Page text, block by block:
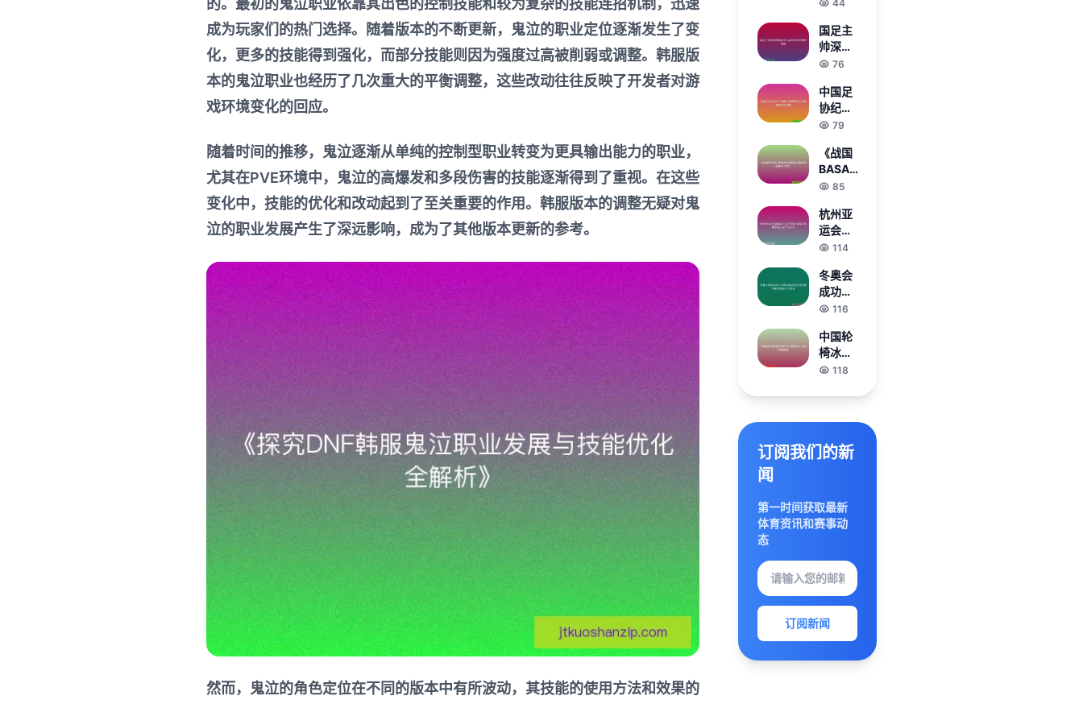
的。最初的鬼泣职业依靠其出色的控制技能和较为复杂的技能连招机制，迅速
成为玩家们的热门选择。随着版本的不断更新，鬼泣的职业定位逐渐发生了变
化，更多的技能得到强化，而部分技能则因为强度过高被削弱或调整。韩服版
本的鬼泣职业也经历了几次重大的平衡调整，这些改动往往反映了开发者对游
戏环境变化的回应。
随着时间的推移，鬼泣逐渐从单纯的控制型职业转变为更具输出能力的职业，
尤其在PVE环境中，鬼泣的高爆发和多段伤害的技能逐渐得到了重视。在这些
变化中，技能的优化和改动起到了至关重要的作用。韩服版本的调整无疑对鬼
泣的职业发展产生了深远影响，成为了其他版本更新的参考。
然而，鬼泣的角色定位在不同的版本中有所波动，其技能的使用方法和效果的
解决方
五步排
查技巧
膺世俱
杯冠军
再创辉
44
国足主
帅深情
致谢队
征战的
拼搏与
奉献
76
中国足
协纪委
会主任
依法综
合考量
处理相
79
《战国
BASARA
英雄传说
重燃战国
豪杰之
梦》
85
杭州亚
运会延
期举办
青会取
消 双重
变动引
关注
114
冬奥会
成功举
办后冰
如何持
续发展
与普及
116
中国轮
椅冰壶
混双加
韩国夺
篇
118
订阅我们的新
闻
第一时间获取最新
体育资讯和赛事动
态
订阅新闻